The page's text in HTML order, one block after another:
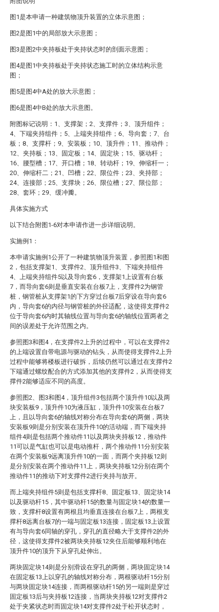
图1是本申请一种建筑物顶升装置的立体示意图；
图2是图1中的局部放大示意图；
图3是图2中夹持板处于夹持状态时的剖面示意图；
图4是图1中夹持板处于夹持状态施工时的立体结构示意
图；
图5是图4中A处的放大示意图；
图6是图4中B处的放大示意图。
附图标记说明：1、支撑架；2、支撑件；3、顶升组件；
4、下端夹持组件；5、上端夹持组件；6、导向套；7、台
板；8、支撑杆；9、安装板；10、顶升件；11、推动件；
12、夹持板；13、固定板；14、固定块；15、驱动杆；
16、腰型槽；17、开口槽；18、转动杆；19、伸缩杆一；
20、伸缩杆二；21、凹槽；22、限位件；23、夹持部；
24、连接部；25、支撑块；26、限位槽；27、限位部；
28、套环；29、缓冲瓣。
具体实施方式
以下结合附图1-6对本申请作进一步详细说明。
实施例1：
本申请实施例1公开了一种建筑物顶升装置，参照图1和图
2，包括支撑架1、支撑件2、顶升组件3、下端夹持组件
4、上端夹持组件5以及导向套6，支撑架1上设置有台板
7，而导向套6则是垂直安装在台板7上，支撑件2为钢管
桩，钢管桩从支撑架1的下方穿过台板7后穿设在导向套6
内，导向套6的内径与钢管桩的外径适配，这使得支撑件2
位于导向套6内时其轴线位置与导向套6的轴线位置两者之
间的误差处于允许范围之内。
参照图3和图4，在支撑件2上升的过程中，可以在支撑件2
的上端设置自带电源与驱动的钻头，从而使得支撑件2上升
过程中能够将楼板进行破拆，后续仍然可以通过在支撑件2
下端通过螺纹配合的方式添加其他的支撑件2，从而使得支
撑件2能够适应不同的高度。
参照图2、图3和图4，顶升组件3包括两个顶升件10以及两
块安装板9，顶升件10为液压缸，顶升件10安装在台板7
上，且以导向套6的轴线对称分布在导向套6的两侧，两块
安装板9则是分别安装在顶升件10的活动端，而下端夹持
组件4则是包括两个推动件11以及两块夹持板12，推动件
11可以是气缸也可以是电动推杆，两个推动件11分别安装
在两个安装板9远离顶升件10的一面，而两个夹持板12则
是分别安装在两个推动件11上，两块夹持板12分别在两个
推动件11的推动下对支撑件2进行夹持与放开。
而上端夹持组件5则是包括支撑杆8、固定板13、固定块14
以及驱动杆15，其中驱动杆15的数量与固定块14的数量一
致，支撑杆8设置有两根且均垂直连接在台板7上，两根支
撑杆8远离台板7的一端与固定板13连接，固定板13上设置
有与导向套6同轴的穿孔，穿孔的直径略大于支撑件2的外
径，这使得支撑件2被两块夹持板12夹住后能够顺利地在
顶升件10的顶升下从穿孔处伸出。
两块固定块14则是分别滑设在穿孔的两侧，两块固定块14
在固定板13上以穿孔的轴线对称分布，两根驱动杆15分别
与两块固定块14连接，而两根驱动杆15的另一端则是穿过
固定板13后与夹持板12连接，当两块夹持板12对支撑件2
处于夹紧状态时而固定块14对支撑件2处于松开状态时，